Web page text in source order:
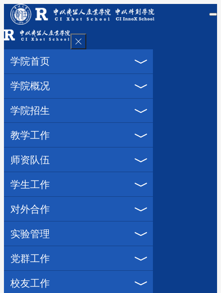
学院首页
学院概况
学院招生
教学工作
师资队伍
学生工作
对外合作
实验管理
党群工作
校友工作